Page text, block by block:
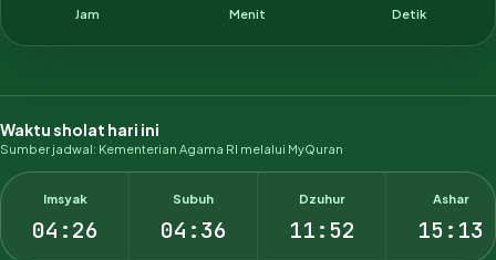
Jam Menit Detik
Waktu sholat hari ini
Sumber jadwal: Kementerian Agama RI melalui MyQuran
Imsyak
04:26
Subuh
04:36
Dzuhur
11:52
Ashar
15:13